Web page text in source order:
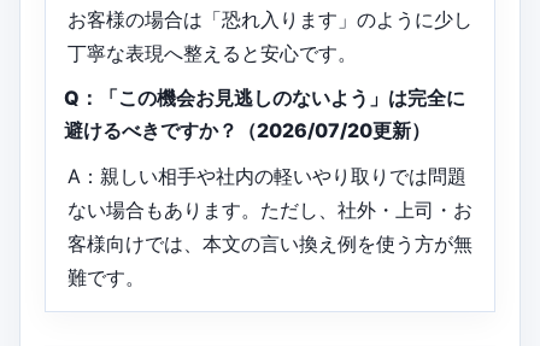
お客様の場合は「恐れ入ります」のように少し
丁寧な表現へ整えると安心です。
Q：「この機会お見逃しのないよう」は完全に
避けるべきですか？（2026/07/20更新）
A：親しい相手や社内の軽いやり取りでは問題
ない場合もあります。ただし、社外・上司・お
客様向けでは、本文の言い換え例を使う方が無
難です。